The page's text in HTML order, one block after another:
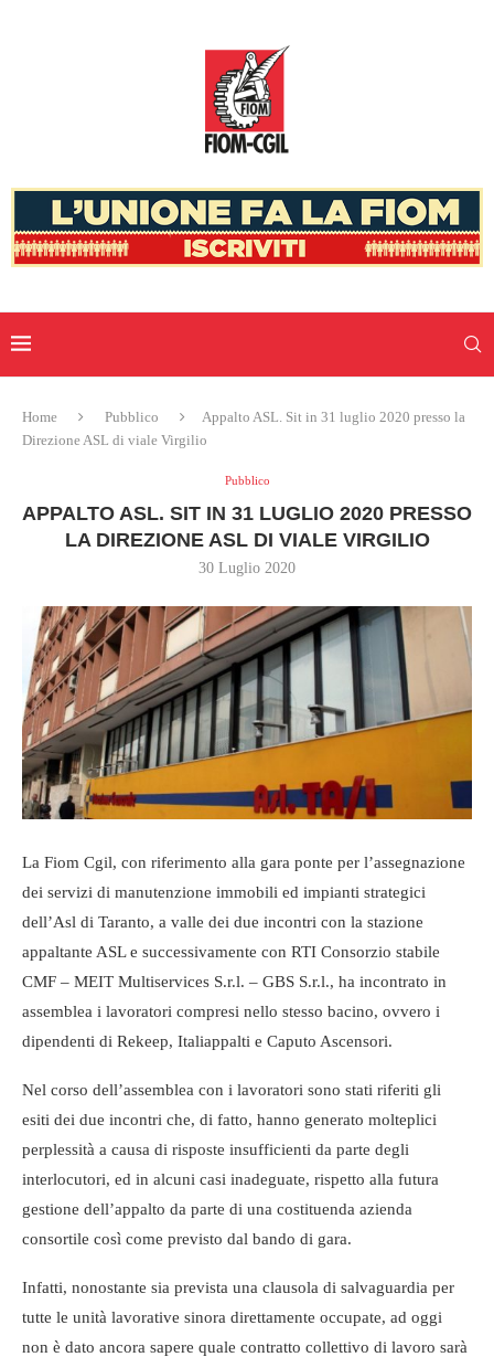
Home Pubblico
Appalto ASL. Sit in 31 luglio 2020 presso la
Direzione ASL di viale Virgilio
Pubblico
APPALTO ASL. SIT IN 31 LUGLIO 2020 PRESSO
LA DIREZIONE ASL DI VIALE VIRGILIO
30 Luglio 2020
La Fiom Cgil, con riferimento alla gara ponte per l’assegnazione
dei servizi di manutenzione immobili ed impianti strategici
dell’Asl di Taranto, a valle dei due incontri con la stazione
appaltante ASL e successivamente con RTI Consorzio stabile
CMF – MEIT Multiservices S.r.l. – GBS S.r.l., ha incontrato in
assemblea i lavoratori compresi nello stesso bacino, ovvero i
dipendenti di Rekeep, Italiappalti e Caputo Ascensori.
Nel corso dell’assemblea con i lavoratori sono stati riferiti gli
esiti dei due incontri che, di fatto, hanno generato molteplici
perplessità a causa di risposte insufficienti da parte degli
interlocutori, ed in alcuni casi inadeguate, rispetto alla futura
gestione dell’appalto da parte di una costituenda azienda
consortile così come previsto dal bando di gara.
Infatti, nonostante sia prevista una clausola di salvaguardia per
tutte le unità lavorative sinora direttamente occupate, ad oggi
non è dato ancora sapere quale contratto collettivo di lavoro sarà